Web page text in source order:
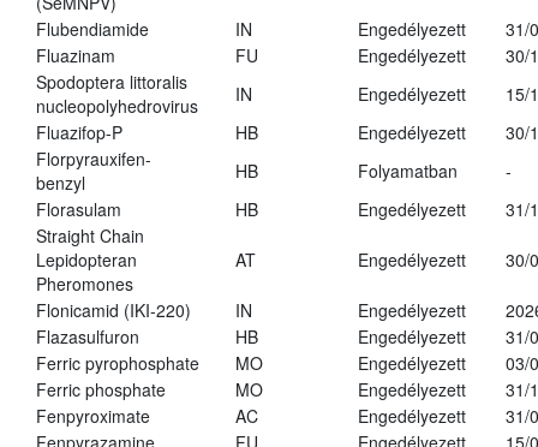
Flubendiamide IN Engedélyezett
31/
Fluazinam
FU Engedélyezett
30/
Spodoptera littoralis
nucleopolyhedrovirus
IN Engedélyezett
15/
Fluazifop-P
HB Engedélyezett
30/
Florpyrauxifen-
benzyl
HB Folyamatban
-
Florasulam
HB Engedélyezett
31/
Straight Chain
Lepidopteran
Pheromones
AT Engedélyezett 30/
Flonicamid (IKI-220) IN Engedélyezett
Flazasulfuron
HB Engedélyezett
31/
Ferric pyrophosphate
MO Engedélyezett
03/
Ferric phosphate
MO Engedélyezett
31/
Fenpyroximate
AC Engedélyezett
31/